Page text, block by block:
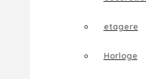
etagere
Horloge